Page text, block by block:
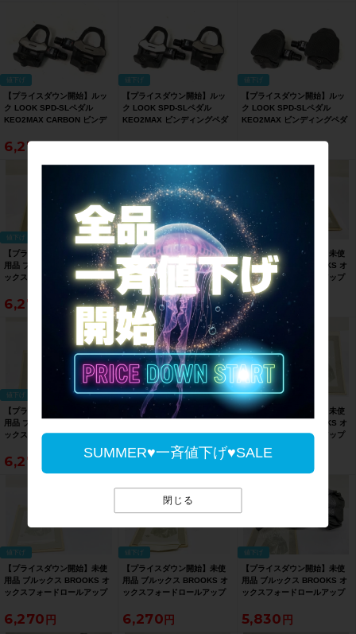
SUMMER♥一斉値下げ♥SALE
閉じる
値下げ
【プライスダウン開始】ルッ
ク LOOK SPD-SLペダル
KEO2MAX CARBON ビンデ
い得SALE】
6,270
値下げ
【プライスダウン開始】ルッ
ク LOOK SPD-SLペダル
KEO2MAX ビンディングペダ
6,270
値下げ
【プライスダウン開始】ルッ
ク LOOK SPD-SLペダル
KEO2MAX ビンディングペダ
6,270
値下げ
【プライスダウン開始】未使
用品 ブルックス BROOKS オ
ックスフォードロールアップ
BOULTBEE OXFORD
RAINCAPE ポンチョ XLサイ
ズ カーキ【お買い得SALE】
6,270
値下げ
【プライスダウン開始】未使
用品 ブルックス BROOKS オ
ックスフォードロールアップ
レインケープ JOHN
BOULTBEE OXFORD
RAINCAPE ポンチョ XLサイ
ズ カーキ【お買い得SALE】
6,270
値下げ
【プライスダウン開始】未使
用品 ブルックス BROOKS オ
ックスフォードロールアップ
レインケープ JOHN
BOULTBEE OXFORD
RAINCAPE レインポンチョ L
サイズ グレー【お買い得
6,270
値下げ
【プライスダウン開始】未使
用品 ブルックス BROOKS オ
ックスフォードロールアップ
BOULTBEE OXFORD
RAINCAPE レインポンチョ M
6,270
値下げ
【プライスダウン開始】未使
ックスフォードロールアップ
レインケープ JOHN
BOULTBEE OXFORD
6,270
値下げ
【プライスダウン開始】未使
用品 ブルックス BROOKS オ
ックスフォードロールアップ
レインケープ JOHN
BOULTBEE OXFORD
RAINCAPE レインポンチョ S
6,270
値下げ
【プライスダウン開始】未使
用品 ブルックス BROOKS オ
ックスフォードロールアップ
BOULTBEE OXFORD
RAINCAPE レインポンチョ S
6,270
値下げ
【プライスダウン開始】未使
用品 ブルックス BROOKS オ
ックスフォードロールアップ
BOULTBEE OXFORD
RAINCAPE レインポンチョ S
6,270
値下げ
【プライスダウン開始】未使
用品 ブルックス BROOKS オ
ックスフォードロールアップ
BOULTBEE OXFORD
RAINCAPE レインポンチョ M
5,830